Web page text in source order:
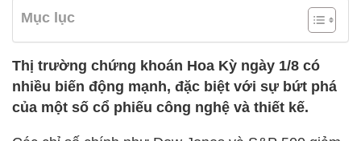
Mục lục
Thị trường chứng khoán Hoa Kỳ ngày 1/8 có
nhiều biến động mạnh, đặc biệt với sự bứt phá
của một số cổ phiếu công nghệ và thiết kế.